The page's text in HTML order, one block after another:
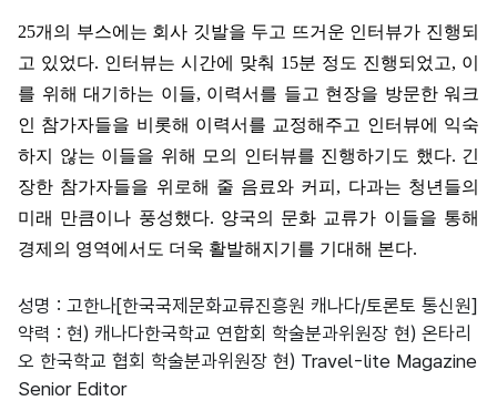
25개의 부스에는 회사 깃발을 두고 뜨거운 인터뷰가 진행되
고 있었다. 인터뷰는 시간에 맞춰 15분 정도 진행되었고, 이
를 위해 대기하는 이들, 이력서를 들고 현장을 방문한 워크
인 참가자들을 비롯해 이력서를 교정해주고 인터뷰에 익숙
하지 않는 이들을 위해 모의 인터뷰를 진행하기도 했다. 긴
장한 참가자들을 위로해 줄 음료와 커피 , 다과는 청년들의
미래 만큼이나 풍성했다. 양국의 문화 교류가 이들을 통해
경제의 영역에서도 더욱 활발해지기를 기대해 본다.
성명 : 고한나[한국국제문화교류진흥원 캐나다/토론토 통신원]
약력 : 현) 캐나다한국학교 연합회 학술분과위원장 현) 온타리
오 한국학교 협회 학술분과위원장 현) Travel-lite Magazine
Senior Editor